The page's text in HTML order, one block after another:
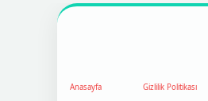
Anasayfa Gizlilik Politikası